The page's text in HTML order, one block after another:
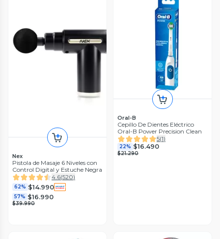
Nex
Pistola de Masaje 6 Niveles con
Control Digital y Estuche Negra
4.6(520)
62% $14.990
57% $16.990
$39.990
Oral-B
Cepillo De Dientes Eléctrico
Oral-B Power Precision Clean
5(1)
22% $16.490
$21.290